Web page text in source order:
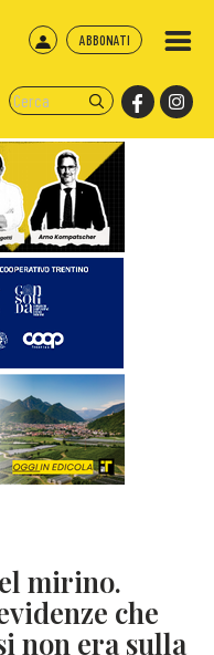
ABBONATI
mirino.
che
non era sulla